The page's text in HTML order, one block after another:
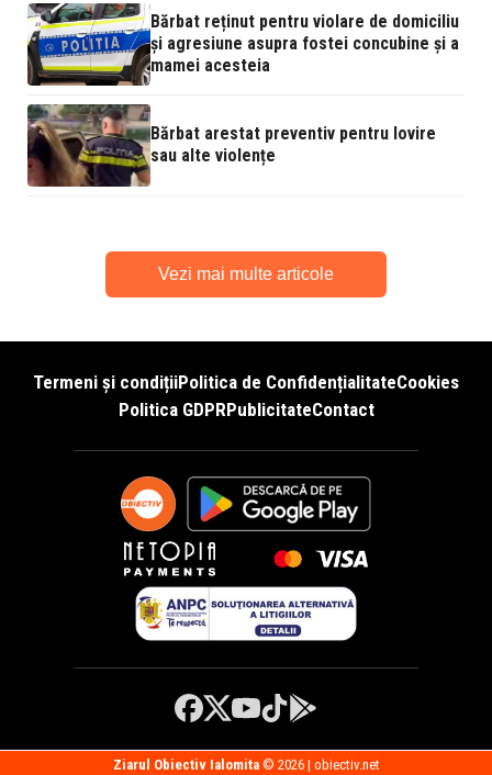
Bărbat reținut pentru violare de domiciliu
și agresiune asupra fostei concubine și a
mamei acesteia
Bărbat arestat preventiv pentru lovire
sau alte violențe
Vezi mai multe articole
Termeni și condițiiPolitica de ConfidențialitateCookies
Politica GDPRPublicitateContact
Ziarul Obiectiv Ialomita© 2026 | obiectiv.net